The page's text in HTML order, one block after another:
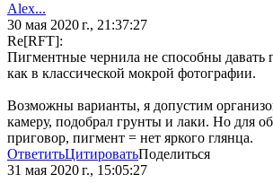
Alex...
30 мая 2020 г., 21:37:27
Re[RFT]:
Пигментные чернила не способны давать
как в классической мокрой фотографии.
Возможны варианты, я допустим
камеру, подобрал грунты и лаки. Но для
приговор, пигмент = нет яркого глянца.
ОтветитьЦитироватьПоделиться
31 мая 2020 г., 15:05:27